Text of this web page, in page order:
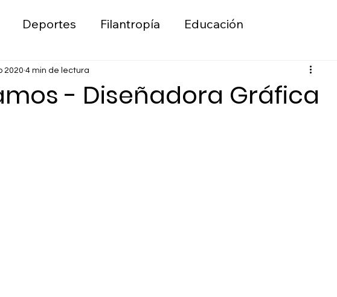
Deportes Filantropía Educación
Liderazgo Economía
- Diseñadora Gráfica
2020 4 min de lectura